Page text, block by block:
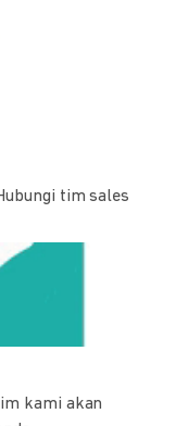
tim sales
kami akan